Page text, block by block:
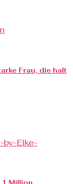
Frau, die halt